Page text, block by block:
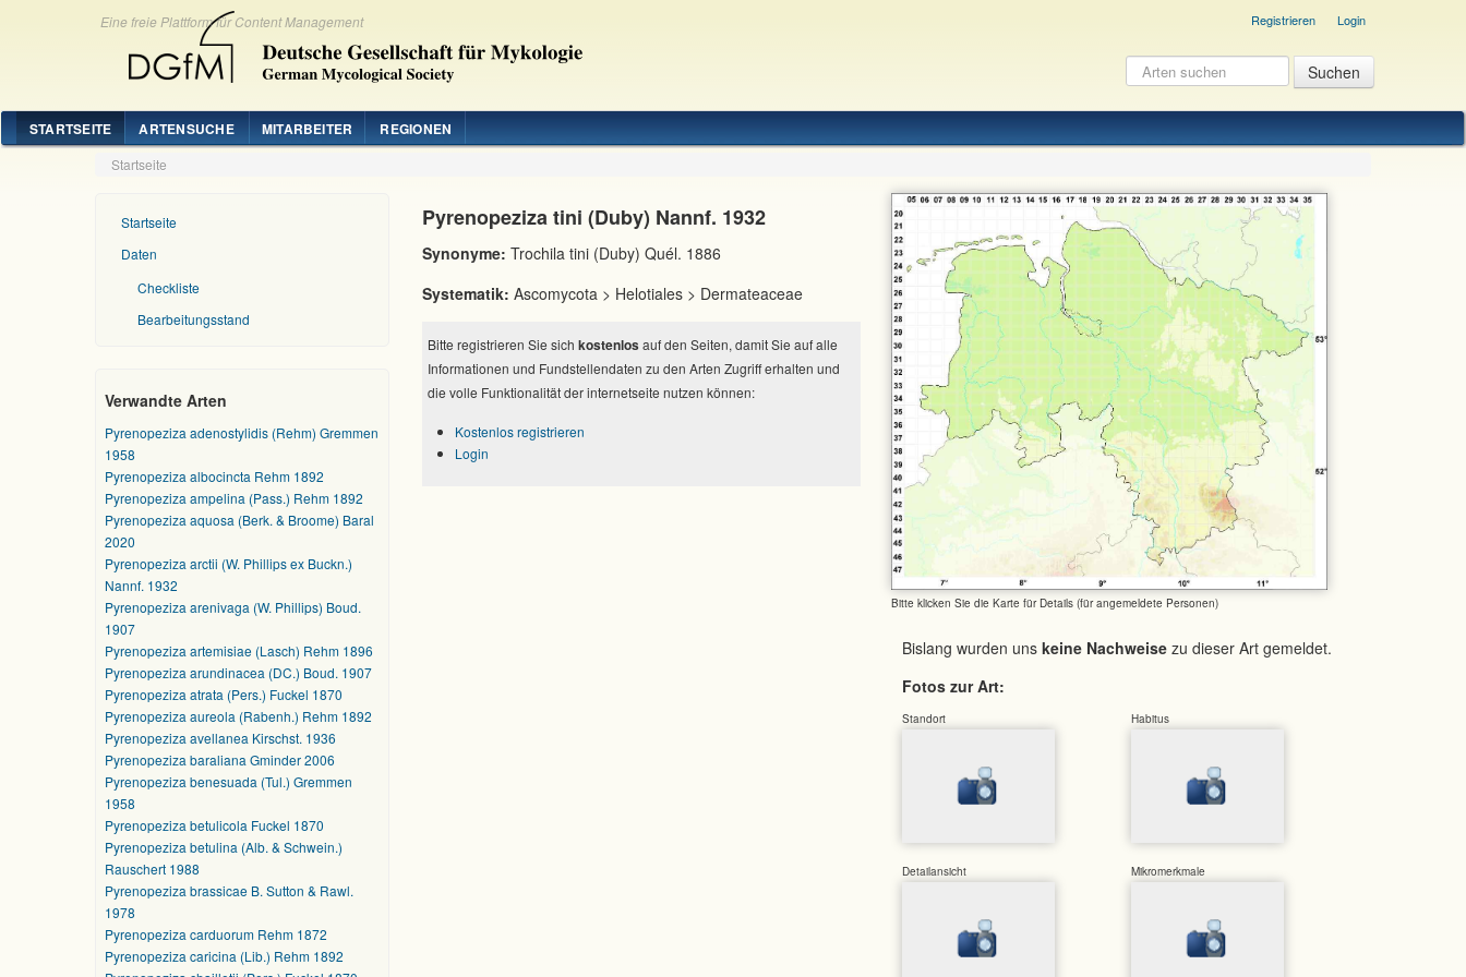
Eine freie Plattform für Content Management Registrieren Login
STARTSEITE ARTENSUCHE MITARBEITER REGIONEN
Startseite
Startseite
Daten
Checkliste
Bearbeitungsstand
Verwandte Arten
Pyrenopeziza adenostylidis (Rehm) Gremmen
1958
Pyrenopeziza albocincta Rehm 1892
Pyrenopeziza ampelina (Pass.) Rehm 1892
Pyrenopeziza aquosa (Berk. & Broome) Baral
2020
Pyrenopeziza arctii (W. Phillips ex Buckn.)
Nannf. 1932
Pyrenopeziza arenivaga (W. Phillips) Boud.
1907
Pyrenopeziza artemisiae (Lasch) Rehm 1896
Pyrenopeziza arundinacea (DC.) Boud. 1907
Pyrenopeziza atrata (Pers.) Fuckel 1870
Pyrenopeziza aureola (Rabenh.) Rehm 1892
Pyrenopeziza avellanea Kirschst. 1936
Pyrenopeziza baraliana Gminder 2006
Pyrenopeziza benesuada (Tul.) Gremmen
1958
Pyrenopeziza betulicola Fuckel 1870
Pyrenopeziza betulina (Alb. & Schwein.)
Rauschert 1988
Pyrenopeziza brassicae B. Sutton & Rawl.
1978
Pyrenopeziza carduorum Rehm 1872
Pyrenopeziza caricina (Lib.) Rehm 1892
Bitte klicken Sie die Karte für Details (für angemeldete Personen)
Bislang wurden uns keine Nachweise zu dieser Art gemeldet.
Fotos zur Art:
Standort Habitus
Detailansicht Mikromerkmale
Pyrenopeziza tini (Duby) Nannf. 1932
Synonyme: Trochila tini (Duby) Quél. 1886
Systematik: Ascomycota > Helotiales > Dermateaceae
Bitte registrieren Sie sich kostenlos auf den Seiten, damit Sie auf alle
Informationen und Fundstellendaten zu den Arten Zugriff erhalten und
die volle Funktionalität der internetseite nutzen können:
Kostenlos registrieren
Login